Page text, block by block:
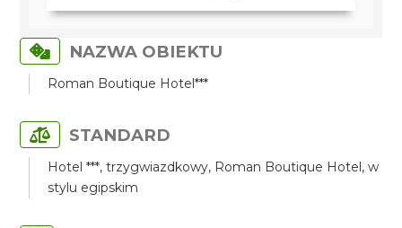
NAZWA OBIEKTU
Roman Boutique Hotel***
STANDARD
Hotel ***, trzygwiazdkowy, Roman Boutique Hotel, w
stylu egipskim